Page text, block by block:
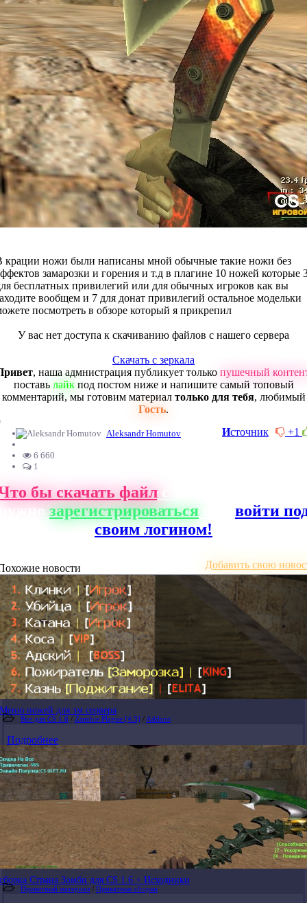
крации ножи были написаны мной обычные такие ножи без
замарозки и горения и т.д в плагине 10 ножей которые
бесплатных привилегий или для обычных игроков как вы
вообщем и 7 для донат привилегий остальное модельки
посмотреть в обзоре который я прикрепил
У вас нет доступа к скачиванию файлов с нашего сервера
Скачать с зеркала
, наша адмнистрация публикует только пушечный
поставь лайкпод постом ниже и напишите самый топовый
комментарий, мы готовим материал только для тебя, любимый
Гость.
+1
Источник
Aleksandr Homutov
6 660
1
бы скачать файлс нашего сайта,
зарегистрироваться
войти
своим логином!
новости Добавить свою
Меню ножей для зм сервера
Все для CS 1.6 / Zombie Plague [4.3] / Addons
Подробнее
сборка Страна Зомби для CS 1.6 + Исходники
Приватный материал / Приватные сборки